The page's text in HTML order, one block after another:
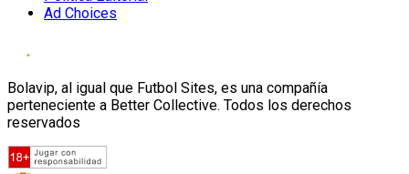
Ad Choices
Bolavip, al igual que Futbol Sites, es una compañía
perteneciente a Better Collective. Todos los derechos
reservados